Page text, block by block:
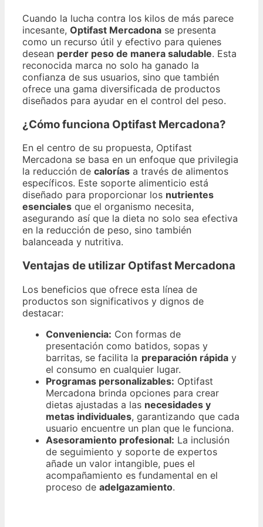
Cuando la lucha contra los kilos de más parece
incesante, Optifast Mercadona se presenta
como un recurso útil y efectivo para quienes
desean perder peso de manera saludable. Esta
reconocida marca no solo ha ganado la
confianza de sus usuarios, sino que también
ofrece una gama diversificada de productos
diseñados para ayudar en el control del peso.
¿Cómo funciona Optifast Mercadona?
En el centro de su propuesta, Optifast
Mercadona se basa en un enfoque que privilegia
la reducción de calorías a través de alimentos
específicos. Este soporte alimenticio está
diseñado para proporcionar los nutrientes
esenciales que el organismo necesita,
asegurando así que la dieta no solo sea efectiva
en la reducción de peso, sino también
balanceada y nutritiva.
Ventajas de utilizar Optifast Mercadona
Los beneficios que ofrece esta línea de
productos son significativos y dignos de
destacar:
Conveniencia: Con formas de
presentación como batidos, sopas y
barritas, se facilita la preparación rápida y
el consumo en cualquier lugar.
Programas personalizables: Optifast
Mercadona brinda opciones para crear
dietas ajustadas a las necesidades y
metas individuales, garantizando que cada
usuario encuentre un plan que le funciona.
Asesoramiento profesional: La inclusión
de seguimiento y soporte de expertos
añade un valor intangible, pues el
acompañamiento es fundamental en el
proceso de adelgazamiento.